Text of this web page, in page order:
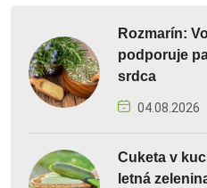
Rozmarín:
podporuje
srdca
04.08.2026
Cuketa v
letná